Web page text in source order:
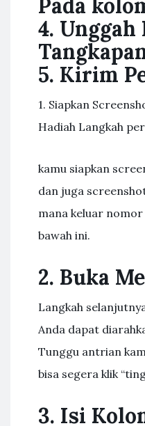
Pada
4. Unggah
5. Kirim
1. Siapkan
Hadiah Langkah
kamu siapkan
dan juga
mana keluar
bawah ini.
2. Buka
Langkah
Anda dapat
Tunggu antrian
bisa segera klik
3. Isi